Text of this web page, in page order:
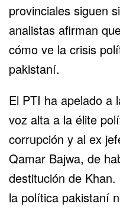
provinciales siguen
analistas afirman
cómo ve la crisis
pakistaní.
El PTI ha apelado a
voz alta a la élite
corrupción y al ex
Qamar Bajwa, de
destitución de
la política pakistaní